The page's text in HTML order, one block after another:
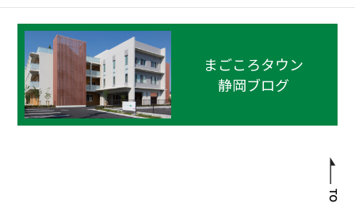
まごころタウン
静岡ブログ